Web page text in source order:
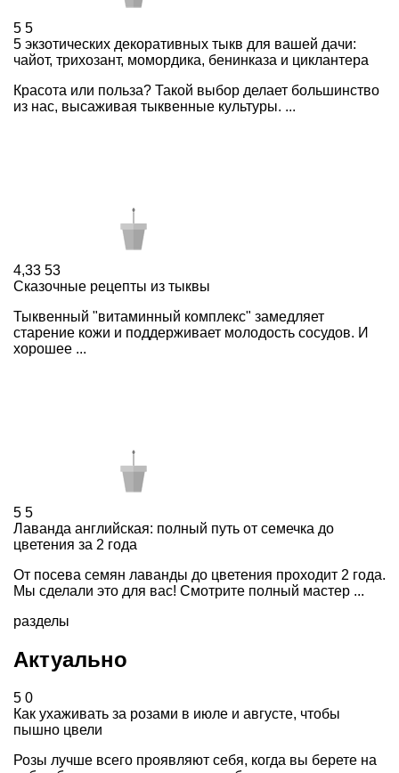
5 5
5 экзотических декоративных тыкв для вашей дачи:
чайот, трихозант, момордика, бенинказа и циклантера
Красота или польза? Такой выбор делает большинство
из нас, высаживая тыквенные культуры. ...
4,33 53
Сказочные рецепты из тыквы
Тыквенный "витаминный комплекс" замедляет
старение кожи и поддерживает молодость сосудов. И
хорошее ...
5 5
Лаванда английская: полный путь от семечка до
цветения за 2 года
От посева семян лаванды до цветения проходит 2 года.
Мы сделали это для вас! Смотрите полный мастер ...
разделы
Актуально
5 0
Как ухаживать за розами в июле и августе, чтобы
пышно цвели
Розы лучше всего проявляют себя, когда вы берете на